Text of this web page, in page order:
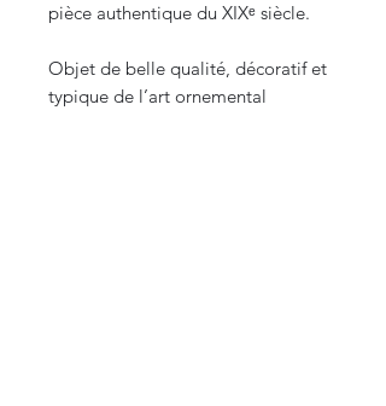
pièce authentique du XIXᵉ siècle.
Objet de belle qualité, décoratif et
typique de l’art ornemental